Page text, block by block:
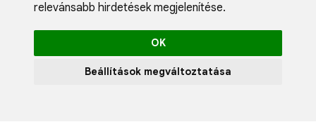
relevánsabb hirdetések megjelenítése.
OK
Beállítások megváltoztatása
Blog